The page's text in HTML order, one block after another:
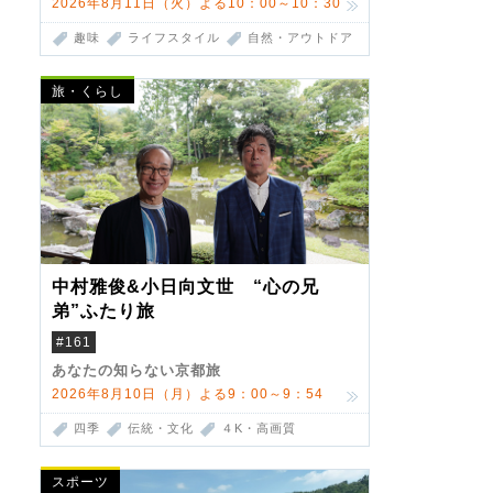
2026年8月11日（火）よる10：00～10：30
趣味 ライフスタイル 自然・アウトドア
旅・くらし
中村雅俊&小日向文世 “心の兄
弟”ふたり旅
#161
あなたの知らない京都旅
2026年8月10日（月）よる9：00～9：54
四季 伝統・文化 ４K・高画質
スポーツ